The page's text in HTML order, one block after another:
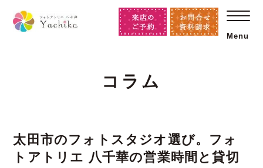
Menu
コラム
太田市のフォトスタジオ選び。フォ
トアトリエ 八千華の営業時間と貸切